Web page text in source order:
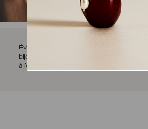
Évitez les chocs ou les frottements directs sur le
bijou afin d’éviter les égratignures. Peut être porté
à l’eau sans risque de ternir.